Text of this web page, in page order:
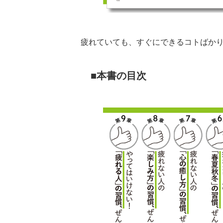
疲れていても、すぐにできるコトばか
本書の目次